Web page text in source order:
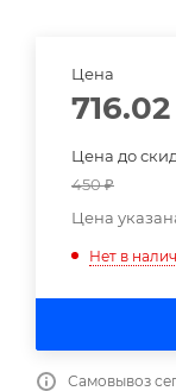
Цена
716.02
Цена до
450₽
Цена
Нет в
Самовывоз